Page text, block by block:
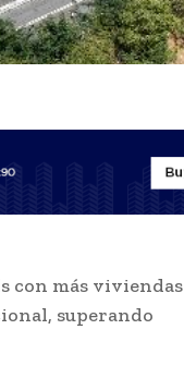
con más viviendas
superando